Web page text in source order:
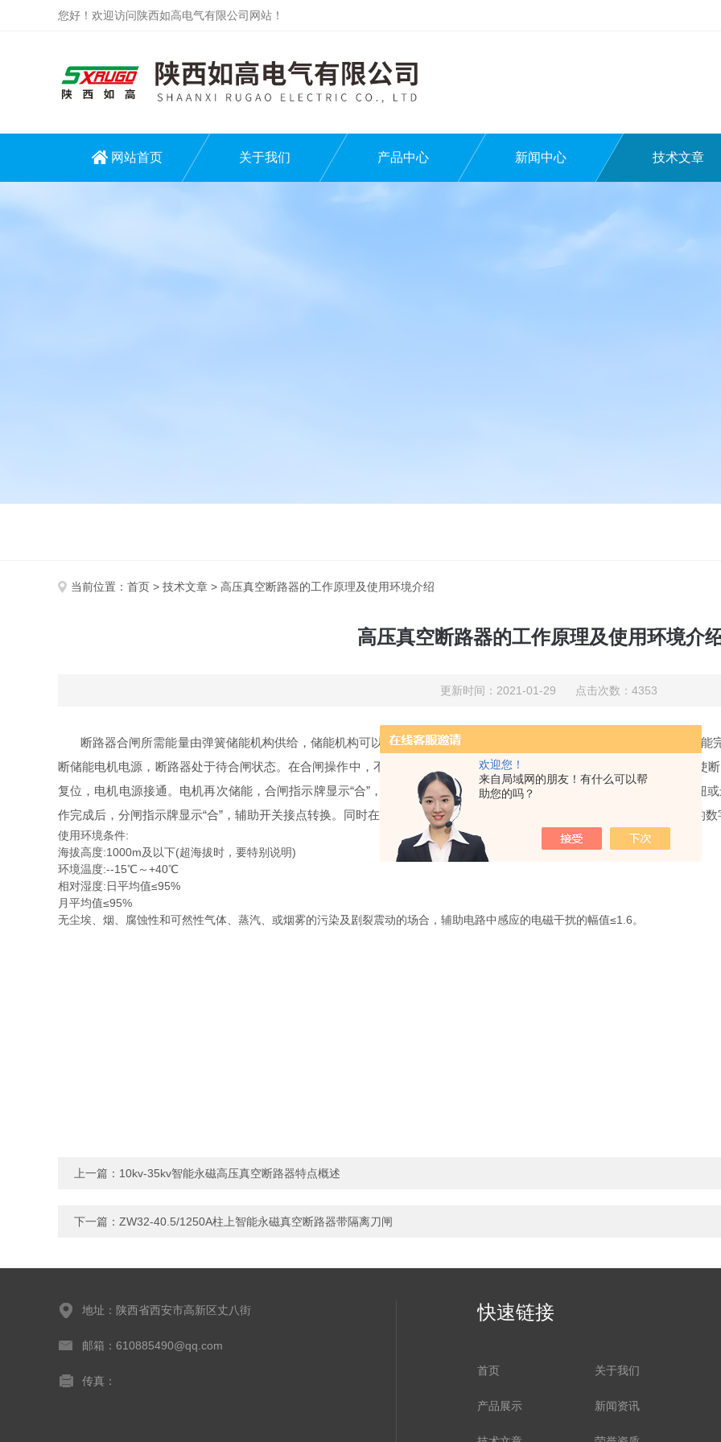
欢迎您！
来自局域网的朋友！有什么可以帮
助您的吗？
您好！欢迎访问陕西如高电气有限公司网站！
网站首页 关于我们 产品中心 新闻中心 技术文章
当前位置： 首页 > 技术文章 > 高压真空断路器的工作原理及使用环境介绍
高压真空断路器的工作原理及使用环境介
更新时间：2021-01-29 点击次数：4353
断路器合闸所需能量由弹簧储能机构供给，储能机构可以由外部电源驱动电机完成，也可以由手动储能把手储能。 储能
断储能电机电源，断路器处于待合闸状态。在合闸操作中，不论用手按下“合闸”按钮或远方操作使合闸电磁铁动作，均可使
复位，电机电源接通。电机再次储能，合闸指示牌显示“合”，辅助开关接点转换。在分闸操作中，不论用手按下“分闸”按钮
作完成后，分闸指示牌显示“合”，辅助开关接点转换。同时在分闸操作中，计数器自动进一位，可从面板观察窗看到相应的数
使用环境条件:
海拔高度:1000m及以下(超海拔时，要特别说明)
环境温度:--15℃～+40℃
相对湿度:日平均值≤95%
月平均值≤95%
无尘埃、烟、腐蚀性和可然性气体、蒸汽、或烟雾的污染及剧裂震动的场合，辅助电路中感应的电磁干扰的幅值≤1.6。
上一篇： 10kv-35kv智能永磁高压真空断路器特点概述
下一篇： ZW32-40.5/1250A柱上智能永磁真空断路器带隔离刀闸
地址：陕西省西安市高新区丈八街
邮箱：610885490@qq.com
传真：
快速链接
首页 关于我们
产品展示 新闻资讯